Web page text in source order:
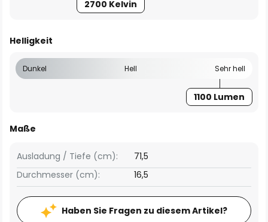
2700 Kelvin
Helligkeit
Dunkel Hell Sehr hell
1100 Lumen
Maße
Ausladung / Tiefe (cm):
71,5
Durchmesser (cm):
16,5
Haben Sie Fragen zu diesem Artikel?